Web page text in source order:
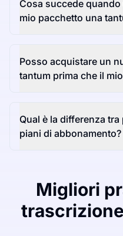
Cosa succede
mio pacchetto una
Posso acquistare un
tantum prima che il
Qual è la differenza
piani di abbonamento?
Migliori